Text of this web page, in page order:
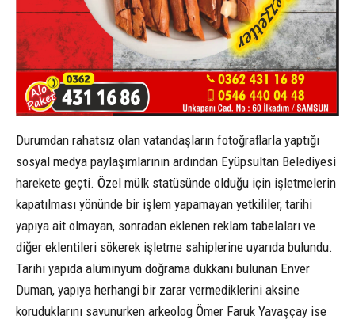
Durumdan rahatsız olan vatandaşların fotoğraflarla yaptığı
sosyal medya paylaşımlarının ardından Eyüpsultan Belediyesi
harekete geçti. Özel mülk statüsünde olduğu için işletmelerin
kapatılması yönünde bir işlem yapamayan yetkililer, tarihi
yapıya ait olmayan, sonradan eklenen reklam tabelaları ve
diğer eklentileri sökerek işletme sahiplerine uyarıda bulundu.
Tarihi yapıda alüminyum doğrama dükkanı bulunan Enver
Duman, yapıya herhangi bir zarar vermediklerini aksine
koruduklarını savunurken arkeolog Ömer Faruk Yavaşçay ise